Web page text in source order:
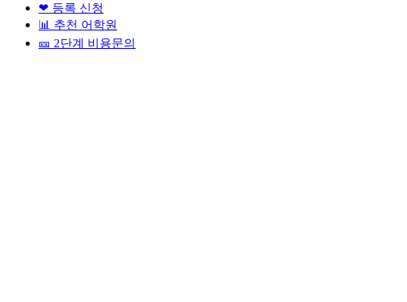
❤ 등록 신청
📊 추천 어학원
🎫 2단계 비용문의